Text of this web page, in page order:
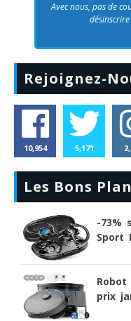
Avec nous, pas de
Rejoignez-
10,954 5,171
Les Bons
-73%
Sport
prix